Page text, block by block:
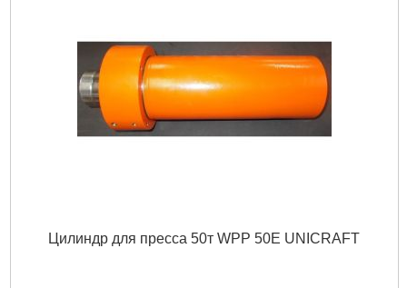
Цилиндр для пресса 50т WPP 50E UNICRAFT